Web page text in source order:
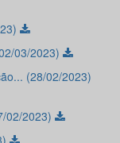
03/2023)
(28/02/2023)
02/2023)